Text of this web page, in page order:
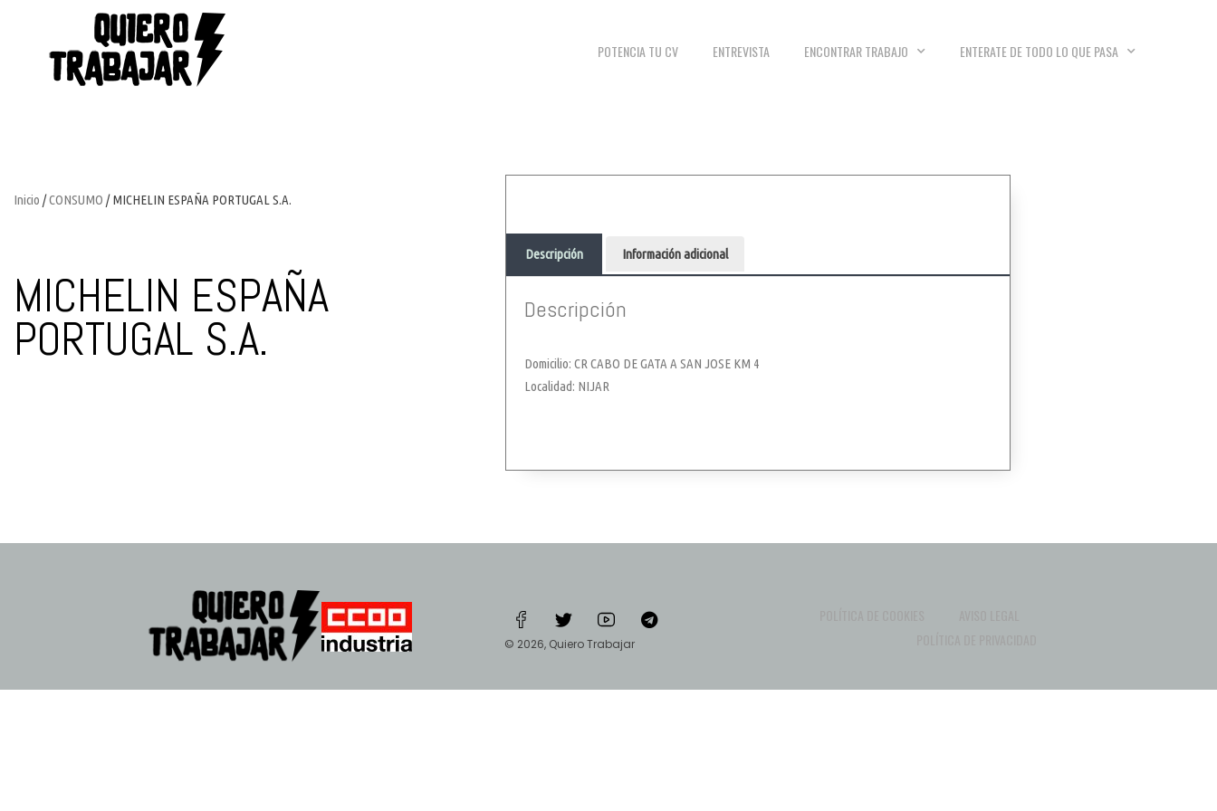
POTENCIA TU CV ENTREVISTA ENCONTRAR TRABAJO ENTERATE DE TODO LO QUE PASA
Inicio /CONSUMO / MICHELIN ESPAÑA PORTUGAL S.A.
MICHELIN ESPAÑA
PORTUGAL S.A.
Descripción Información adicional
Descripción
Domicilio: CR CABO DE GATA A SAN JOSE KM 4
Localidad: NIJAR
© 2026, Quiero Trabajar